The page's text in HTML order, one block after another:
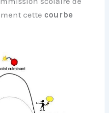
cette courbe